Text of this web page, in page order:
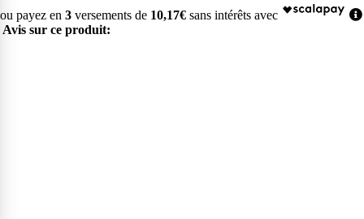
ou payez en 3 versements de 10,17€ sans intérêts avec
Avis sur ce produit: